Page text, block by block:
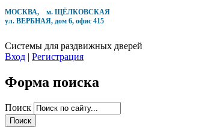
МОСКВА, м. ЩЁЛКОВСКАЯ
ул. ВЕРБНАЯ, дом 6, офис 415
Системы для раздвижных дверей
Вход | Регистрация
Форма поиска
Поиск